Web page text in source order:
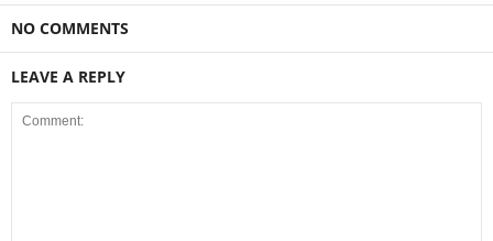
NO COMMENTS
LEAVE A REPLY